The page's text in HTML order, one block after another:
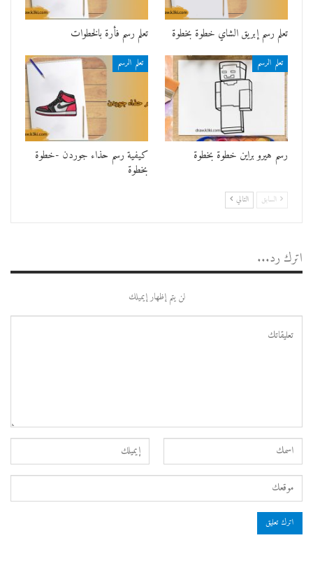
تعلم رسم إبريق الشاي خطوة بخطوة تعلم رسم فأرة بالخطوات
تعلم الرسم
رسم هيرو براين خطوة بخطوة
تعلم الرسم
كيفية رسم حذاء جوردن -خطوة
بخطوة
السابق التالي
اترك رد...
لن يتم إظهار إيميلك